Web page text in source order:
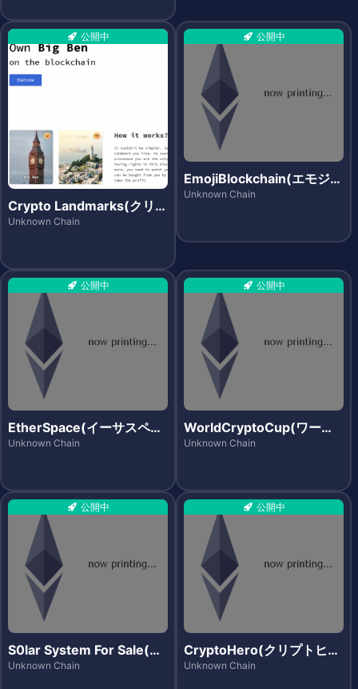
公開中
Crypto Landmarks(クリプ
トランドマークス)
Unknown Chain
公開中
EmojiBlockchain(エモジブ
ロックチェーン)
Unknown Chain
公開中
EtherSpace(イーサスペー
ス)
Unknown Chain
公開中
WorldCryptoCup(ワール
ドクリプトカップ)
Unknown Chain
公開中
S0lar System For Sale(ソ
ーラーシステムズフォーセ
Unknown Chain
公開中
CryptoHero(クリプトヒー
ロー)
Unknown Chain